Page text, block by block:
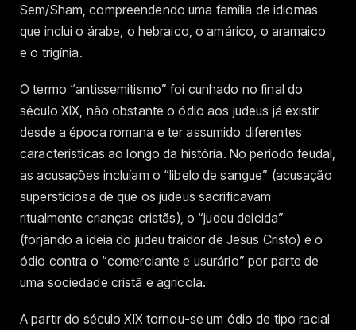
Sem/Sham, compreendendo uma família de idiomas
que inclui o árabe, o hebraico, o amárico, o aramaico
e o trigínia.
O termo “antissemitismo” foi cunhado no final do
século XIX, não obstante o ódio aos judeus já existir
desde a época romana e ter assumido diferentes
características ao longo da história. No período feudal,
as acusações incluíam o “libelo de sangue” (acusação
supersticiosa de que os judeus sacrificavam
ritualmente crianças cristãs) , o “judeu deicida”
(forjando a ideia do judeu traidor de Jesus Cristo) e o
ódio contra o “comerciante e usurário” por parte de
uma sociedade cristã e agrícola.
A partir do século XIX tornou-se um ódio de tipo racial